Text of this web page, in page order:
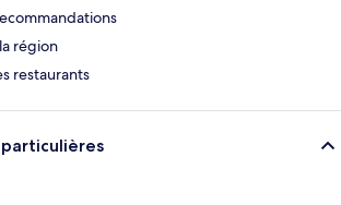
région
restaurants